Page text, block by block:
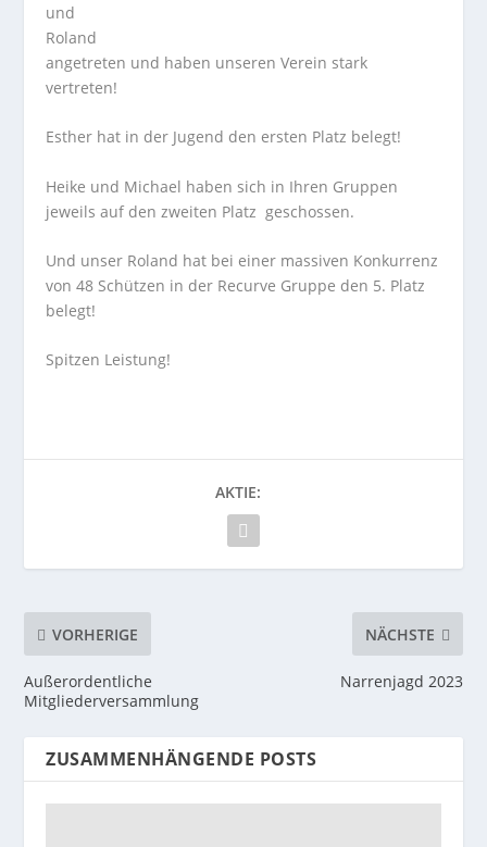
und
Roland
angetreten und haben unseren Verein stark
vertreten!
Esther hat in der Jugend den ersten Platz belegt!
Heike und Michael haben sich in Ihren Gruppen
jeweils auf den zweiten Platz geschossen.
Und unser Roland hat bei einer massiven Konkurrenz
von 48 Schützen in der Recurve Gruppe den 5. Platz
belegt!
Spitzen Leistung!
AKTIE:
VORHERIGE
Außerordentliche
Mitgliederversammlung
NÄCHSTE
Narrenjagd 2023
ZUSAMMENHÄNGENDE POSTS